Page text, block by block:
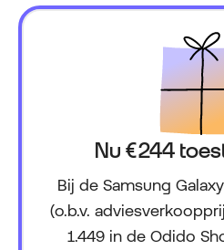
Nu € 244
Bij de Samsung
(o.b.v.
1.449 in de Odido